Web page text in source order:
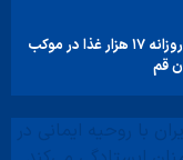
پذیرایی روزانه ۱۷ هزار غذا در موکب
قم